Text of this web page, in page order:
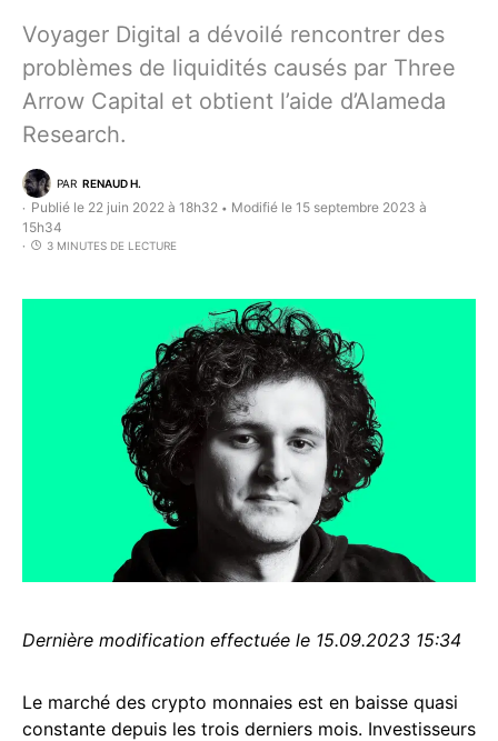
Voyager Digital a dévoilé rencontrer des
problèmes de liquidités causés par Three
Arrow Capital et obtient l’aide d’Alameda
Research.
PAR RENAUD H.
Publié le 22 juin 2022 à 18h32 • Modifié le 15 septembre 2023 à
15h34
3 MINUTES DE LECTURE
Dernière modification effectuée le 15.09.2023 15:34
Le marché des crypto monnaies est en baisse quasi
constante depuis les trois derniers mois. Investisseurs